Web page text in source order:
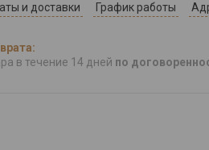
и доставки График работы
в течение 14 дней по